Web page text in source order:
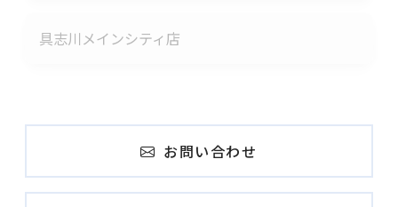
具志川メインシティ店
お問い合わせ